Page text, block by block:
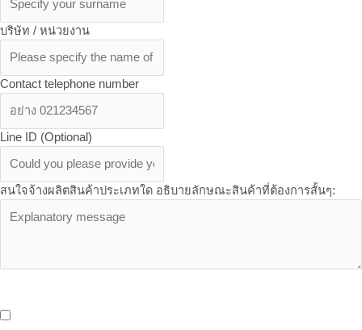
บริษัท / หน่วยงาน
Contact telephone number
Line ID (Optional)
สนใจจ้างผลิตสินค้าประเภทใด อธิบายลักษณะสินค้าที่ต้องการสั้นๆ: